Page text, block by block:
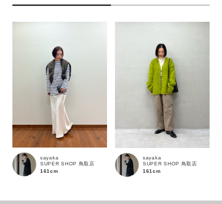
sayaka
SUPER SHOP 鳥取店
161cm
sayaka
SUPER SHOP 鳥取店
161cm